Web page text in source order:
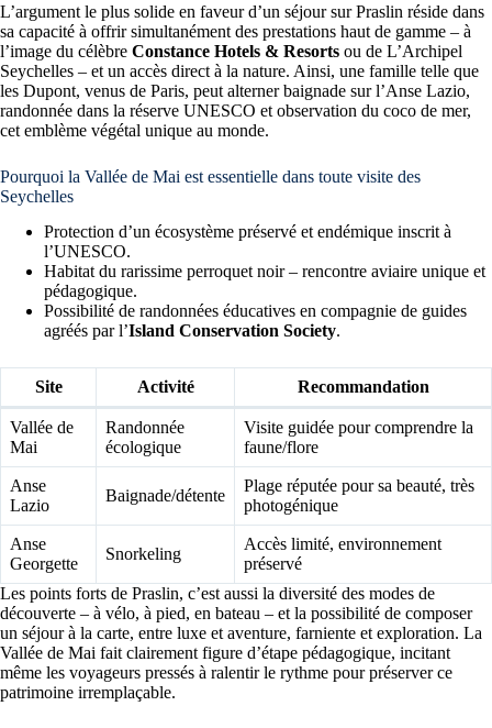
L’argument le plus solide en faveur d’un séjour sur Praslin réside dans
sa capacité à offrir simultanément des prestations haut de gamme – à
l’image du célèbre Constance Hotels & Resorts ou de L’Archipel
Seychelles – et un accès direct à la nature. Ainsi, une famille telle que
les Dupont, venus de Paris, peut alterner baignade sur l’Anse Lazio,
randonnée dans la réserve UNESCO et observation du coco de mer,
cet emblème végétal unique au monde.
Pourquoi la Vallée de Mai est essentielle dans toute visite des
Seychelles
Protection d’un écosystème préservé et endémique inscrit à
l’UNESCO.
Habitat du rarissime perroquet noir – rencontre aviaire unique et
pédagogique.
Possibilité de randonnées éducatives en compagnie de guides
agréés par l’Island Conservation Society.
Site Activité Recommandation
Vallée de
Mai
Randonnée
écologique
Visite guidée pour comprendre la
faune/flore
Anse
Lazio
Baignade/détente
Plage réputée pour sa beauté, très
photogénique
Anse
Georgette
Snorkeling
Accès limité, environnement
préservé
Les points forts de Praslin, c’est aussi la diversité des modes de
découverte – à vélo, à pied, en bateau – et la possibilité de composer
un séjour à la carte, entre luxe et aventure, farniente et exploration. La
Vallée de Mai fait clairement figure d’étape pédagogique, incitant
même les voyageurs pressés à ralentir le rythme pour préserver ce
patrimoine irremplaçable.